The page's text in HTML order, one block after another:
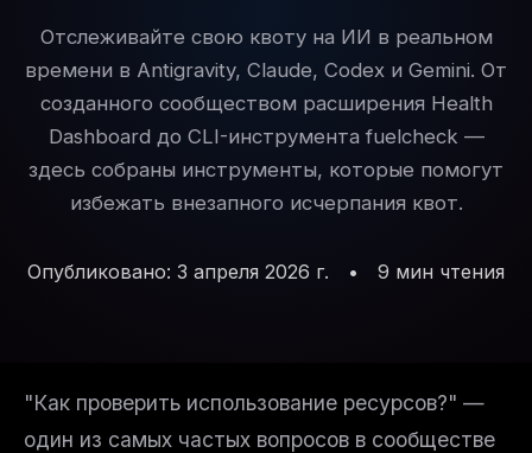
Отслеживайте свою квоту на ИИ в реальном
времени в Antigravity, Claude, Codex и Gemini. От
созданного сообществом расширения Health
Dashboard до CLI-инструмента fuelcheck —
здесь собраны инструменты, которые помогут
избежать внезапного исчерпания квот.
Опубликовано: 3 апреля 2026 г. • 9 мин чтения
"Как проверить использование ресурсов?" —
один из самых частых вопросов в сообществе